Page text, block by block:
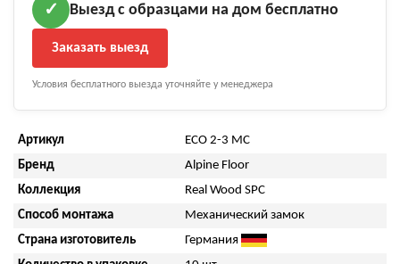
✓ Выезд с образцами на дом бесплатно
Заказать выезд
Условия бесплатного выезда уточняйте у менеджера
Артикул
ECO 2-3 MC
Бренд
Alpine Floor
Коллекция
Real Wood SPC
Способ монтажа
Механический замок
Страна изготовитель
Германия